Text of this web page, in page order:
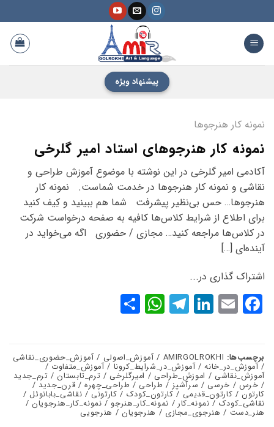
به
محتوا
پیشنهاد ویژه
نمونه کار هنرجوها
نمونه کار هنرجوهای استاد امیر گلرخی
آکادمی امیر گلرخی در این نوشته با موضوع آموزش طراحی و
نقاشی و نمونه کار هنرجوها در خدمت شماست. نمونه کار
هنرجوها… حس بی‌نظیر پیشرفت شما هم ببینید و کِیف کنید
برای اطلاع از شرایط کلاس‌ها کافیه به صفحه درخواست شرکت
در کلاس‌ها مراجعه کنید… مجازی / حضوری اگه می‌خواید در
آینده‌ای […]
اشتراک گذاری در...
Facebook
Email
LinkedIn
Telegram
WhatsApp
برچسب‌ها: AMIRGOLROKHI / آموزش_اصولی / آموزش_حضوری_نقاشی
/ آموزش_در_خانه / آموزش_در_شرایط_کرونا / آموزش_متفاوت /
آموزش_نقاشی / اموزش_طراحی / امیرگلرخی / ترم_تابستان / ترم_جدید
/ خرس / خرسی / سرآشپز / طراحی / طراحی_چهره / قرن_جدید /
کارتون / کارتون_قدیمی / کارتون_کودک / کارتونی / نقاشی_بابانوئل /
نقاشی_کودک / نمونه_کار / نمونه_کار_هنرجو / نمونه_کار_هنرجویان /
هنر_دست / هنرجوی_مجازی / هنرجویان / هنرجویی